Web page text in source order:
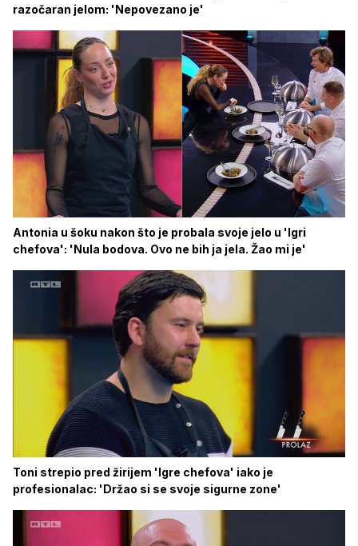
razočaran jelom: 'Nepovezano je'
Antonia u šoku nakon što je probala svoje jelo u 'Igri
chefova': 'Nula bodova. Ovo ne bih ja jela. Žao mi je'
Toni strepio pred žirijem 'Igre chefova' iako je
profesionalac: 'Držao si se svoje sigurne zone'